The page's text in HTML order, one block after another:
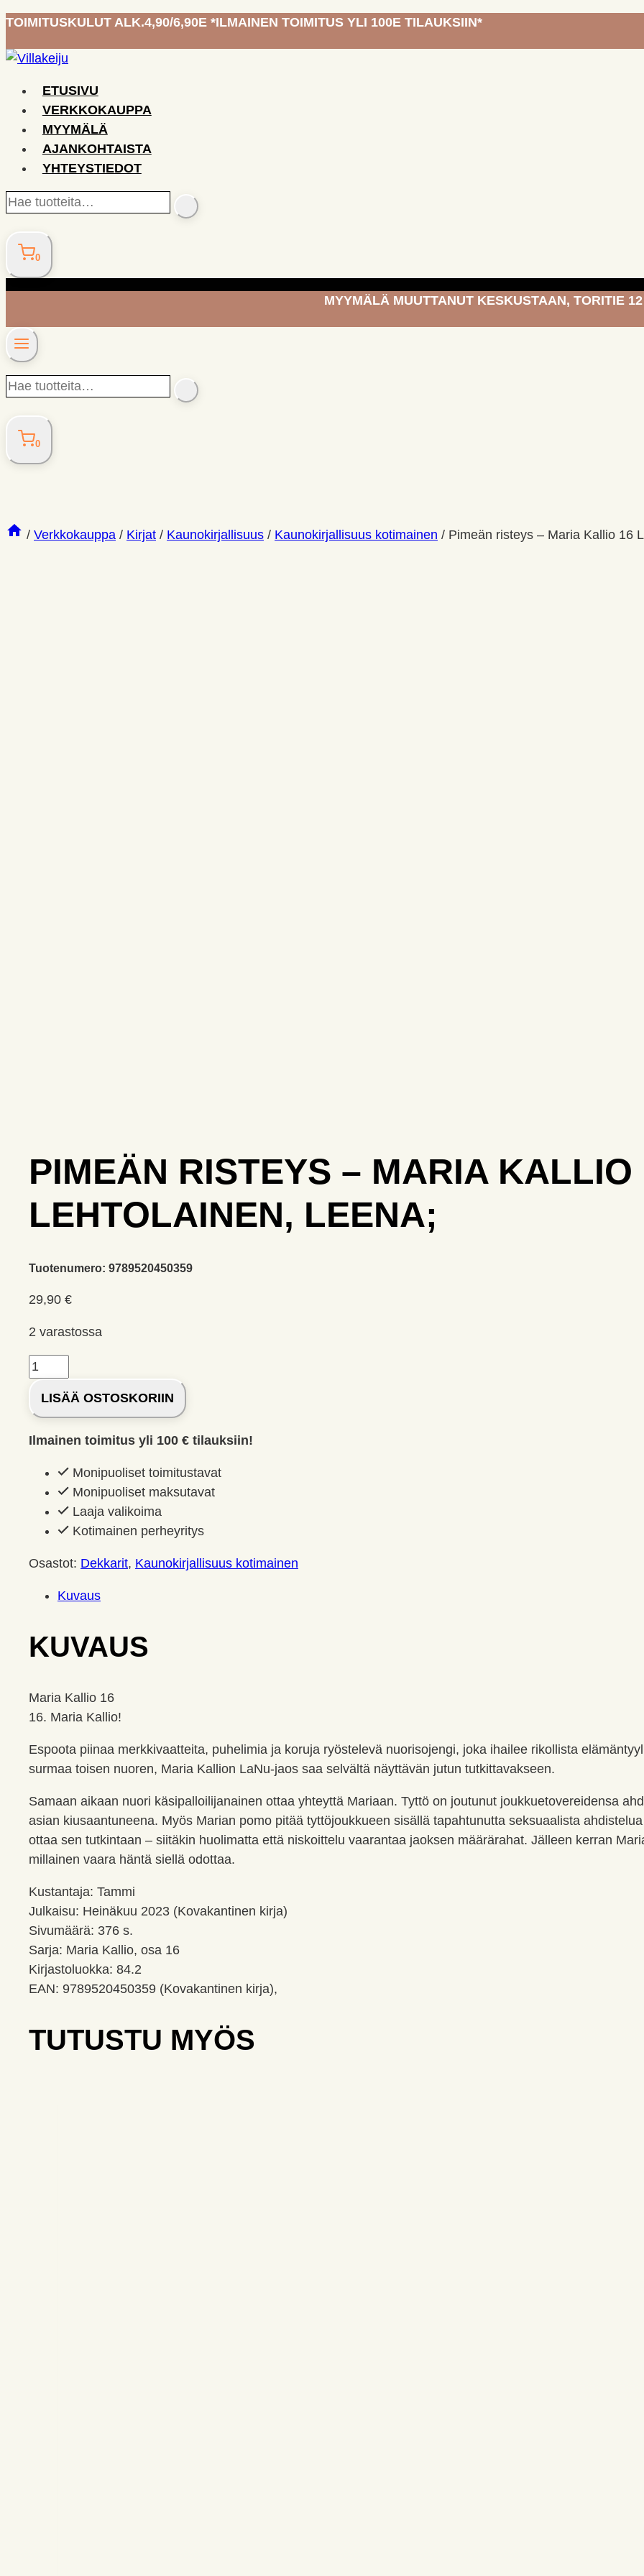
Siirry
TOIMITUSKULUT ALK.4,90/6,90E *ILMAINEN TOIMITUS YLI 100E TILAUKSIIN*
ETUSIVU
VERKKOKAUPPA
MYYMÄLÄ
AJANKOHTAISTA
YHTEYSTIEDOT
Hae
SEARCH
0
MYYMÄLÄ MUUTTANUT KESKUSTAAN, TORITIE 12
Hae
SEARCH
0
/ Verkkokauppa / Kirjat / Kaunokirjallisuus / Kaunokirjallisuus kotimainen / Pimeän risteys – Maria Kallio 16
PIMEÄN RISTEYS – MARIA KALLIO
LEHTOLAINEN, LEENA;
Tuotenumero: 9789520450359
29,90 €
2 varastossa
Pimeän
risteys
Maria
Kallio
Lehtolainen,
Leena;
määrä
LISÄÄ OSTOSKORIIN
Ilmainen toimitus yli 100 € tilauksiin!
Monipuoliset toimitustavat
Monipuoliset maksutavat
Laaja valikoima
Kotimainen perheyritys
Osastot: Dekkarit, Kaunokirjallisuus kotimainen
Kuvaus
KUVAUS
Maria Kallio 16
16. Maria Kallio!
Espoota piinaa merkkivaatteita, puhelimia ja koruja ryöstelevä nuorisojengi, joka ihailee rikollista
surmaa toisen nuoren, Maria Kallion LaNu-jaos saa selvältä näyttävän jutun tutkittavakseen.
Samaan aikaan nuori käsipalloilijanainen ottaa yhteyttä Mariaan. Tyttö on joutunut joukkuetovereidensa
asian kiusaantuneena. Myös Marian pomo pitää tyttöjoukkueen sisällä tapahtunutta seksuaalista
ottaa sen tutkintaan – siitäkin huolimatta että niskoittelu vaarantaa jaoksen määrärahat. Jälleen kerran
millainen vaara häntä siellä odottaa.
Kustantaja: Tammi
Julkaisu: Heinäkuu 2023 (Kovakantinen kirja)
Sivumäärä: 376 s.
Sarja: Maria Kallio, osa 16
Kirjastoluokka: 84.2
EAN: 9789520450359 (Kovakantinen kirja),
TUTUSTU MYÖS